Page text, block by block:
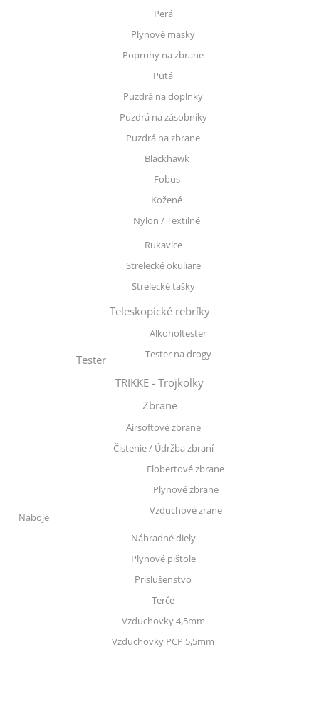
Perá
Plynové masky
Popruhy na zbrane
Putá
Puzdrá na doplnky
Puzdrá na zásobníky
Puzdrá na zbrane
Blackhawk
Fobus
Kožené
Nylon / Textilné
Rukavice
Strelecké okuliare
Strelecké tašky
Teleskopické rebríky
Tester
Alkoholtester
Tester na drogy
TRIKKE - Trojkolky
Zbrane
Airsoftové zbrane
Čistenie / Údržba zbraní
Náboje
Flobertové zbrane
Plynové zbrane
Vzduchové zrane
Náhradné diely
Plynové pištole
Príslušenstvo
Terče
Vzduchovky 4,5mm
Vzduchovky PCP 5,5mm